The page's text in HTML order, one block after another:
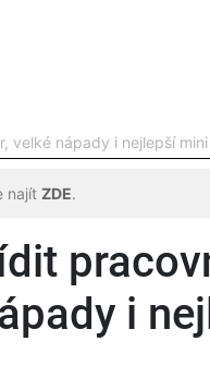
velké nápady i nejlepší
najít ZDE.
i